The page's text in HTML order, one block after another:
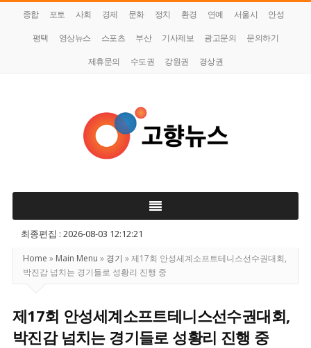
종합 포토 사회 경제 문화 정치 환경 연예 서울시
안성
평택
영상뉴스 스포츠 부산 기사제보 광고문의
문의하기
제휴문의
수도권 강원권 경상권
향
스최종편집 : 2026-08-03 12:12:21
Home » Main Menu » 경기 »제17회 안성세계소프트테니스선수권대회,
박진감 넘치는 경기들로 성황리 진행 중
제17회 안성세계소프트테니스선수권대회,
박진감 넘치는 경기들로 성황리 진행 중